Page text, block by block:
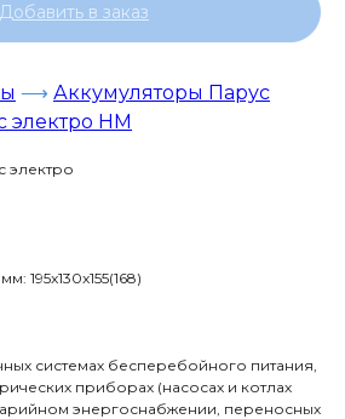
Добавить в заказ
⟶ Аккумуляторы Парус
электро HM
электро
195x130x155(168)
системах бесперебойного питания,
приборах (насосах и котлах
энергоснабжении, переносных